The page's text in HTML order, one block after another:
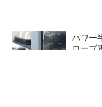
パワー
ローブ